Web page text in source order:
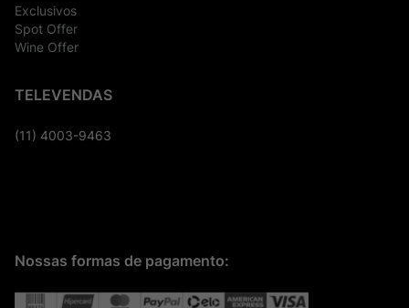
Exclusivos
Spot Offer
Wine Offer
TELEVENDAS
(11) 4003-9463
Nossas formas de pagamento: